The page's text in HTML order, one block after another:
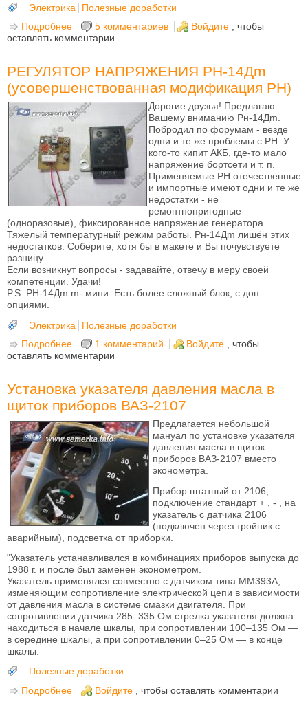
Электрика
Полезные доработки
Подробнее о Автоматическое включение и выключение
ближнего света
5 комментариев Войдите , чтобы
оставлять комментарии
РЕГУЛЯТОР НАПРЯЖЕНИЯ РН-14Дm
(усовершенствованная модификация РН)
Дорогие друзья! Предлагаю
Вашему вниманию Рн-14Дm.
Побродил по форумам - везде
одни и те же проблемы с РН. У
кого-то кипит АКБ, где-то мало
напряжение бортсети и т. п.
Применяемые РН отечественные
и импортные имеют одни и те же
недостатки - не
ремонтнопригодные
(одноразовые), фиксированное напряжение генератора.
Тяжелый температурный режим работы. Рн-14Дm лишён этих
недостатков. Соберите, хотя бы в макете и Вы почувствуете
разницу.
Если возникнут вопросы - задавайте, отвечу в меру своей
компетенции. Удачи!
P.S. РН-14Дm m- мини. Есть более сложный блок, с доп.
опциями.
Электрика
Полезные доработки
Подробнее о РЕГУЛЯТОР НАПРЯЖЕНИЯ РН-14Дm
(усовершенствованная модификация РН)
1 комментарий Войдите , чтобы
оставлять комментарии
Установка указателя давления масла в
щиток приборов ВАЗ-2107
Предлагается небольшой
мануал по установке указателя
давления масла в щиток
приборов ВАЗ-2107 вместо
эконометра.
Прибор штатный от 2106,
подключение стандарт + , - , на
указатель с датчика 2106
(подключен через тройник с
аварийным), подсветка от приборки.
"Указатель устанавливался в комбинациях приборов выпуска до
1988 г. и после был заменен эконометром.
Указатель применялся совместно с датчиком типа ММ393А,
изменяющим сопротивление электрической цепи в зависимости
от давления масла в системе смазки двигателя. При
сопротивлении датчика 285–335 Ом стрелка указателя должна
находиться в начале шкалы, при сопротивлении 100–135 Ом —
в середине шкалы, а при сопротивлении 0–25 Ом — в конце
шкалы.
Полезные доработки
Подробнее о Установка указателя давления масла в щиток
Войдите , чтобы оставлять комментарии